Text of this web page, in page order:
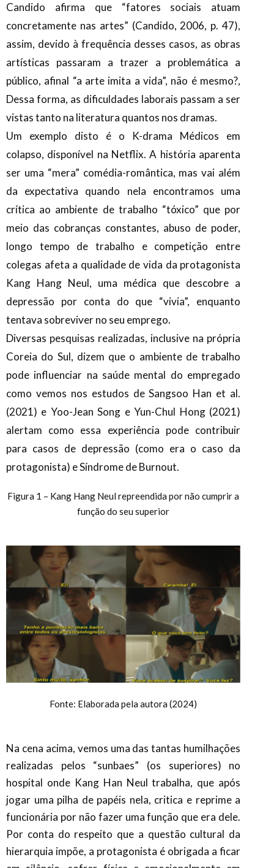
Candido afirma que “fatores sociais atuam
concretamente nas artes” (Candido, 2006, p. 47),
assim, devido à frequência desses casos, as obras
artísticas passaram a trazer a problemática a
público, afinal “a arte imita a vida”, não é mesmo?,
Dessa forma, as dificuldades laborais passam a ser
vistas tanto na literatura quantos nos dramas.
Um exemplo disto é o K-drama Médicos em
colapso, disponível na Netflix. A história aparenta
ser uma “mera” comédia-romântica, mas vai além
da expectativa quando nela encontramos uma
crítica ao ambiente de trabalho “tóxico” que por
meio das cobranças constantes, abuso de poder,
longo tempo de trabalho e competição entre
colegas afeta a qualidade de vida da protagonista
Kang Hang Neul, uma médica que descobre a
depressão por conta do que “vivia”, enquanto
tentava sobreviver no seu emprego.
Diversas pesquisas realizadas, inclusive na própria
Coreia do Sul, dizem que o ambiente de trabalho
pode influenciar na saúde mental do empregado
como vemos nos estudos de Sangsoo Han et al.
(2021) e Yoo-Jean Song e Yun-Chul Hong (2021)
alertam como essa experiência pode contribuir
para casos de depressão (como era o caso da
protagonista) e Síndrome de Burnout.
Figura 1 – Kang Hang Neul repreendida por não cumprir a
função do seu superior
Fonte: Elaborada pela autora (2024)
Na cena acima, vemos uma das tantas humilhações
realizadas pelos “sunbaes” (os superiores) no
hospital onde Kang Han Neul trabalha, que após
jogar uma pilha de papéis nela, critica e reprime a
funcionária por não fazer uma função que era dele.
Por conta do respeito que a questão cultural da
hierarquia impõe, a protagonista é obrigada a ficar